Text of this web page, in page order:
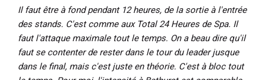
Il faut être à fond pendant 12 heures, de la sortie à l'entrée
des stands. C'est comme aux Total 24 Heures de Spa. Il
faut l'attaque maximale tout le temps. On a beau dire qu'il
faut se contenter de rester dans le tour du leader jusque
dans le final, mais c'est juste en théorie. C'est à bloc tout